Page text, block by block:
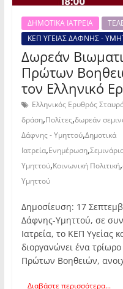
ΔΗΜΟΤΙΚΑ ΙΑΤΡΕΙΑ
ΚΕΠ ΥΓΕΙΑΣ ΔΑΦΝΗΣ -
Δωρεάν
Πρώτων
τον Ελληνικό
Ελληνικός Ερυθρός
δράση,Πολίτες,δωρεάν
Δάφνης - Υμηττού,Δημοτικά
Ιατρεία,Ενημέρωση,
Υμηττού,Κοινωνική Πολιτική,
Υμηττού
Δημοσίευση: 17
Δάφνης-Υμηττού, σε
Ιατρεία, το ΚΕΠ Υγείας
διοργανώνει ένα
Πρώτων Βοηθειών,
Διαβάστε περισσότερα...